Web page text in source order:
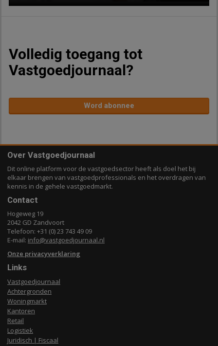
Volledig toegang tot
Vastgoedjournaal?
Word abonnee
Over Vastgoedjournaal
Dit online platform voor de vastgoedsector heeft als doel het bij
elkaar brengen van vastgoedprofessionals en het overdragen van
kennis in de gehele vastgoedmarkt.
Contact
Hogeweg 19
2042 GD Zandvoort
Telefoon: +31 (0) 23 743 49 09
E-mail: info@vastgoedjournaal.nl
Onze privacyverklaring
Links
Vastgoedjournaal
Achtergronden
Woningmarkt
Kantoren
Retail
Logistiek
Juridisch | Fiscaal